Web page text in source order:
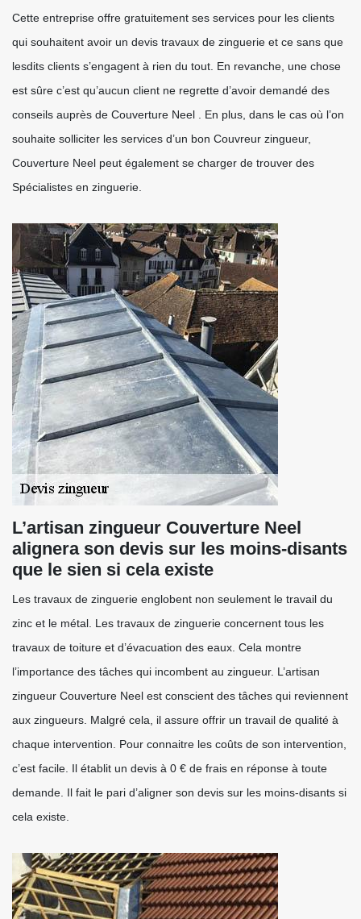
Cette entreprise offre gratuitement ses services pour les clients
qui souhaitent avoir un devis travaux de zinguerie et ce sans que
lesdits clients s’engagent à rien du tout. En revanche, une chose
est sûre c’est qu’aucun client ne regrette d’avoir demandé des
conseils auprès de Couverture Neel . En plus, dans le cas où l’on
souhaite solliciter les services d’un bon Couvreur zingueur,
Couverture Neel peut également se charger de trouver des
Spécialistes en zinguerie.
L’artisan zingueur Couverture Neel
alignera son devis sur les moins-disants
que le sien si cela existe
Les travaux de zinguerie englobent non seulement le travail du
zinc et le métal. Les travaux de zinguerie concernent tous les
travaux de toiture et d’évacuation des eaux. Cela montre
l’importance des tâches qui incombent au zingueur. L’artisan
zingueur Couverture Neel est conscient des tâches qui reviennent
aux zingueurs. Malgré cela, il assure offrir un travail de qualité à
chaque intervention. Pour connaitre les coûts de son intervention,
c’est facile. Il établit un devis à 0 € de frais en réponse à toute
demande. Il fait le pari d’aligner son devis sur les moins-disants si
cela existe.